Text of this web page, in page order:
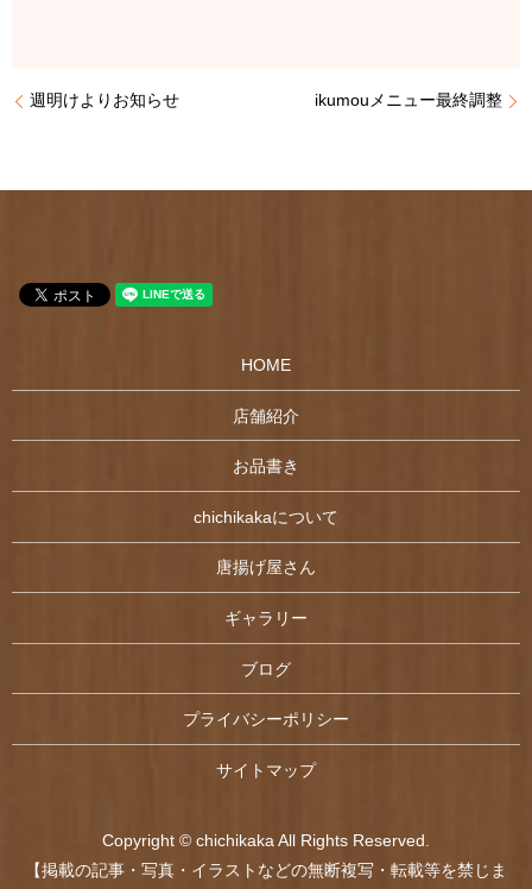
週明けよりお知らせ ikumouメニュー最終調整
HOME
店舗紹介
お品書き
chichikakaについて
唐揚げ屋さん
ギャラリー
ブログ
プライバシーポリシー
サイトマップ
Copyright © chichikaka All Rights Reserved.
【掲載の記事・写真・イラストなどの無断複写・転載等を禁じま